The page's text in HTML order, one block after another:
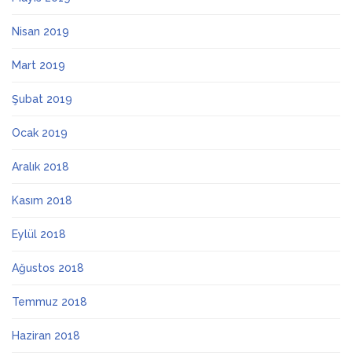
Nisan 2019
Mart 2019
Şubat 2019
Ocak 2019
Aralık 2018
Kasım 2018
Eylül 2018
Ağustos 2018
Temmuz 2018
Haziran 2018